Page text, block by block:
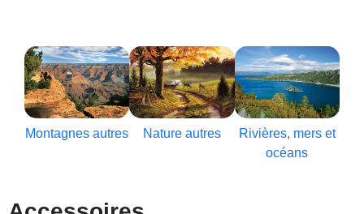
Montagnes autres Nature autres
Rivières, mers et
océans